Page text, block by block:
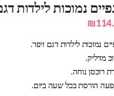
נמוכות לילדות
₪
נמוכות לילדות דגם זיפר.
מדליק.
רוכסן נוחה.
הורסת בכל שעה ביום.